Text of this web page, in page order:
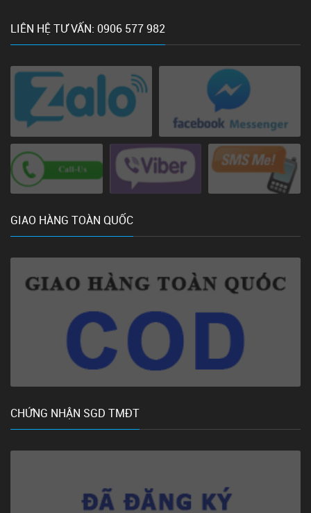
LIÊN HỆ TƯ VẤN: 0906 577 982
GIAO HÀNG TOÀN QUỐC
CHỨNG NHẬN SGD TMĐT